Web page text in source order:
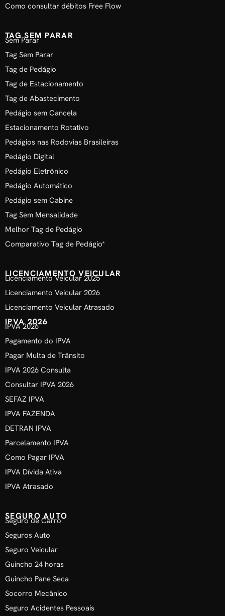
Como consultar débitos Free Flow
TAG SEM PARAR
Sem Parar
Tag Sem Parar
Tag de Pedágio
Tag de Estacionamento
Tag de Abastecimento
Pedágio sem Cancela
Estacionamento Rotativo
Pedágios nas Rodovias Brasileiras
Pedágio Digital
Pedágio Eletrônico
Pedágio Automático
Pedágio sem Cabine
Tag Sem Mensalidade
Melhor Tag de Pedágio
Comparativo Tag de Pedágio*
LICENCIAMENTO VEICULAR
Licenciamento Veicular 2025
Licenciamento Veicular 2026
Licenciamento Veicular Atrasado
IPVA 2026
IPVA 2026
Pagamento do IPVA
Pagar Multa de Trânsito
IPVA 2026 Consulta
Consultar IPVA 2026
SEFAZ IPVA
IPVA FAZENDA
DETRAN IPVA
Parcelamento IPVA
Como Pagar IPVA
IPVA Dívida Ativa
IPVA Atrasado
SEGURO AUTO
Seguro de Carro
Seguros Auto
Seguro Veicular
Guincho 24 horas
Guincho Pane Seca
Socorro Mecânico
Seguro Acidentes Pessoais